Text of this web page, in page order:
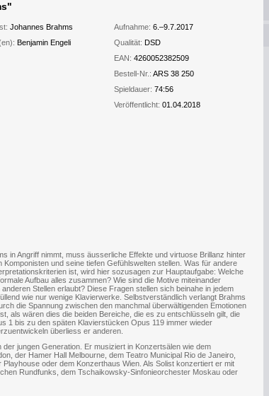
"
Johannes Brahms
Benjamin Engeli
Aufnahme: 6.–9.7.2017
Qualität: DSD
EAN: 4260052382509
Bestell-Nr.: ARS 38 250
Spieldauer: 74:56
Veröffentlicht: 01.04.2018
in Angriff nimmt, muss äusserliche Effekte und virtuose Brillanz hinter
Komponisten und seine tiefen Gefühlswelten stellen. Was für andere
ist, wird hier sozusagen zur Hauptaufgabe: Welche
Aufbau alles zusammen? Wie sind die Motive miteinander
Stellen erlaubt? Diese Fragen stellen sich beinahe in jedem
wie nur wenige Klavierwerke. Selbstverständlich verlangt Brahms
die Spannung zwischen den manchmal überwältigenden Emotionen
als wären dies die beiden Bereiche, die es zu entschlüsseln gilt, die
1 bis zu den späten Klavierstücken Opus 119 immer wieder
überliess er anderen.
jungen Generation. Er musiziert in Konzertsälen wie dem
der Hamer Hall Melbourne, dem Teatro Municipal Rio de Janeiro,
oder dem Konzerthaus Wien. Als Solist konzertiert er mit
Rundfunks, dem Tschaikowsky-Sinfonieorchester Moskau oder